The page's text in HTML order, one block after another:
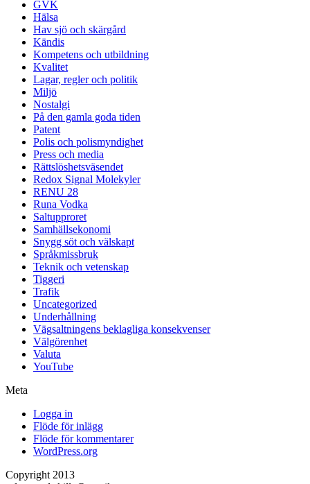
GVK
Hälsa
Hav sjö och skärgård
Kändis
Kompetens och utbildning
Kvalitet
Lagar, regler och politik
Miljö
Nostalgi
På den gamla goda tiden
Patent
Polis och polismyndighet
Press och media
Rättslöshetsväsendet
Redox Signal Molekyler
RENU 28
Runa Vodka
Saltupproret
Samhällsekonomi
Snygg söt och välskapt
Språkmissbruk
Teknik och vetenskap
Tiggeri
Trafik
Uncategorized
Underhållning
Vägsaltningens beklagliga konsekvenser
Välgörenhet
Valuta
YouTube
Meta
Logga in
Flöde för inlägg
Flöde för kommentarer
WordPress.org
Copyright 2013